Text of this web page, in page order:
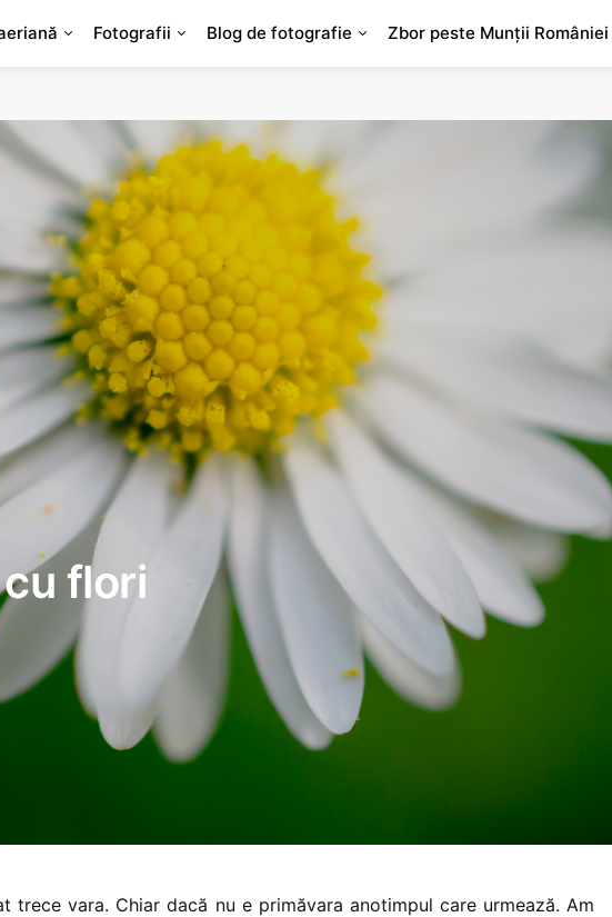
Fotografii Blog de fotografie Zbor peste Munții României
flori
trece vara. Chiar dacă nu e primăvara anotimpul care urmează. Am